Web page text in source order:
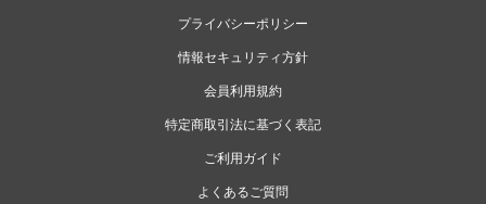
プライバシーポリシー
情報セキュリティ方針
会員利用規約
特定商取引法に基づく表記
ご利用ガイド
よくあるご質問